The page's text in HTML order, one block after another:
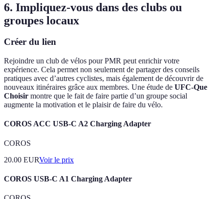
6. Impliquez-vous dans des clubs ou
groupes locaux
Créer du lien
Rejoindre un club de vélos pour PMR peut enrichir votre
expérience. Cela permet non seulement de partager des conseils
pratiques avec d’autres cyclistes, mais également de découvrir de
nouveaux itinéraires grâce aux membres. Une étude de UFC-Que
Choisir montre que le fait de faire partie d’un groupe social
augmente la motivation et le plaisir de faire du vélo.
COROS ACC USB-C A2 Charging Adapter
COROS
20.00 EURVoir le prix
COROS USB-C A1 Charging Adapter